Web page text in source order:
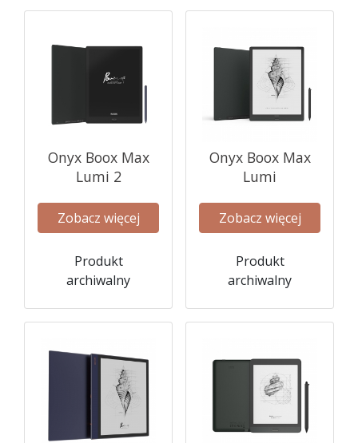
Onyx Boox Max
Lumi 2
Zobacz więcej
Produkt
archiwalny
Onyx Boox Max
Lumi
Zobacz więcej
Produkt
archiwalny